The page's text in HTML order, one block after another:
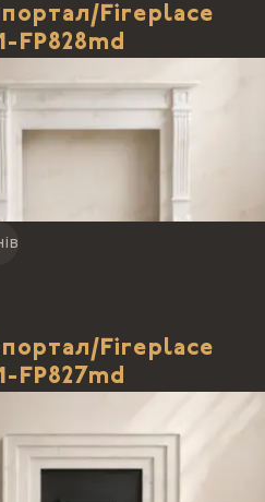
портал/Fireplace
портал/Fireplace